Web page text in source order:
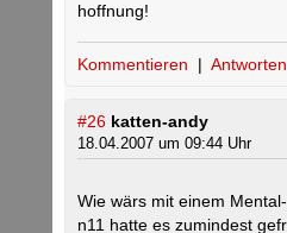
hoffnung!
Kommentieren | Antworten
#26 katten-andy
18.04.2007 um 09:44 Uhr
Wie wärs mit einem
n11 hatte es zumindest